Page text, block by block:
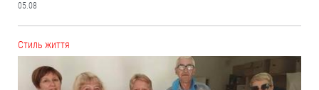
05.08
Cтиль життя